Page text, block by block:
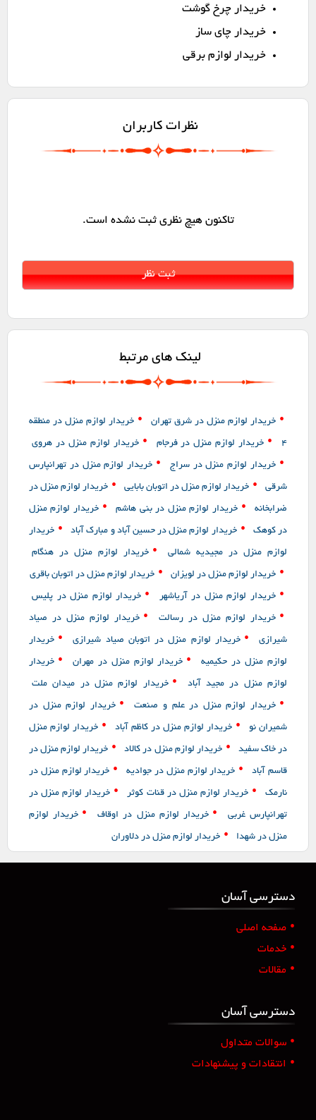
خریدار چرخ گوشت
خریدار چای ساز
خریدار لوازم برقی
نظرات کاربران
تاکنون هیچ نظری ثبت نشده است.
لینک های مرتبط
• خریدار لوازم منزل در شرق تهران • خریدار لوازم منزل در منطقه
4
• خریدار لوازم منزل در فرجام • خریدار لوازم منزل در هروی
• خریدار لوازم منزل در سراج • خریدار لوازم منزل در تهرانپارس
شرقی • خریدار لوازم منزل در اتوبان بابایی • خریدار لوازم منزل در
ضرابخانه • خریدار لوازم منزل در بنی هاشم • خریدار لوازم منزل
در کوهک • خریدار لوازم منزل در حسین آباد و مبارک آباد • خریدار
لوازم منزل در مجیدیه شمالی • خریدار لوازم منزل در هنگام
• خریدار لوازم منزل در لویزان • خریدار لوازم منزل در اتوبان باقری
• خریدار لوازم منزل در آریاشهر • خریدار لوازم منزل در پلیس
• خریدار لوازم منزل در رسالت • خریدار لوازم منزل در صیاد
شیرازی • خریدار لوازم منزل در اتوبان صیاد شیرازی • خریدار
لوازم منزل در حکیمیه • خریدار لوازم منزل در مهران • خریدار
لوازم منزل در مجید آباد • خریدار لوازم منزل در میدان ملت
• خریدار لوازم منزل در علم و صنعت • خریدار لوازم منزل در
شمیران نو • خریدار لوازم منزل در کاظم آباد • خریدار لوازم منزل
در خاک سفید • خریدار لوازم منزل در کالاد • خریدار لوازم منزل در
قاسم آباد • خریدار لوازم منزل در جوادیه • خریدار لوازم منزل در
نارمک • خریدار لوازم منزل در قنات کوثر • خریدار لوازم منزل در
تهرانپارس غربی • خریدار لوازم منزل در اوقاف • خریدار لوازم
منزل در شهدا • خریدار لوازم منزل در دلاوران
دسترسی آسان
• صفحه اصلی
• خدمات
• مقالات
دسترسی آسان
• سوالات متداول
• انتقادات و پیشنهادات